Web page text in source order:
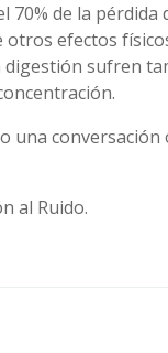
de la
efectos
sufren
conversación
al Ruido.